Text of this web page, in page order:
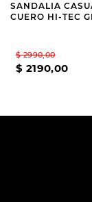
SANDALIA
CUERO HI-TEC
$ 2990,00
$ 2190,00